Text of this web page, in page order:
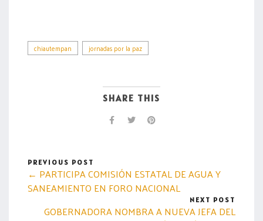
chiautempan jornadas por la paz
SHARE THIS
PREVIOUS POST
← PARTICIPA COMISIÓN ESTATAL DE AGUA Y
SANEAMIENTO EN FORO NACIONAL
NEXT POST
GOBERNADORA NOMBRA A NUEVA JEFA DEL